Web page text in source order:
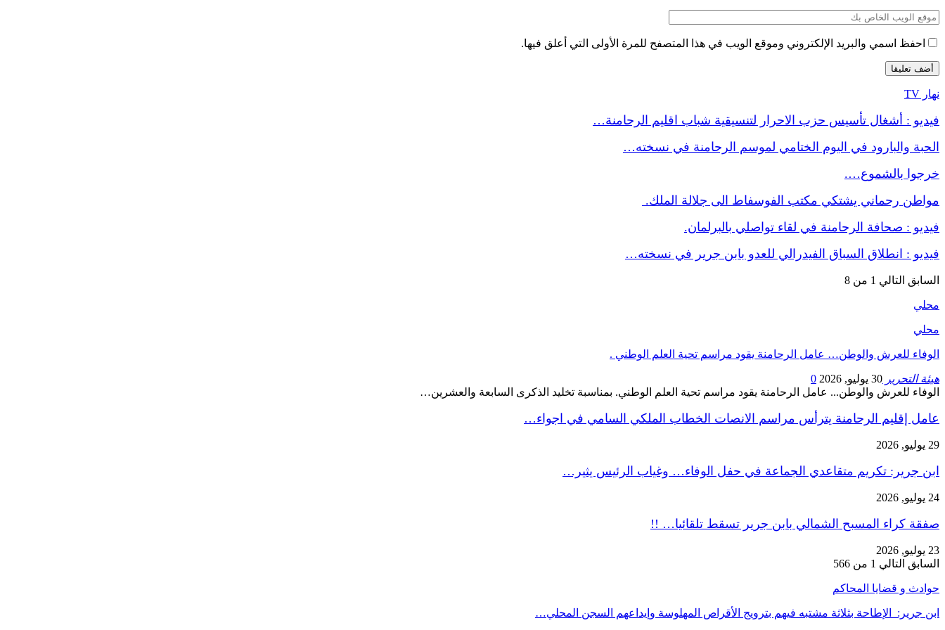
احفظ اسمي والبريد الإلكتروني وموقع الويب في هذا المتصفح للمرة الأولى التي أعلق فيها.
نهار TV
فيديو : أشغال تأسيس حزب الاحرار لتنسيقية شباب اقليم الرحامنة…
الحبة والبارود في اليوم الختامي لموسم الرحامنة في نسخته…
خرجوا بالشموع….
مواطن رحماني يشتكي مكتب الفوسفاط الى جلالة الملك.
فيديو : صحافة الرحامنة في لقاء تواصلي بالبرلمان.
فيديو : انطلاق السباق الفيدرالي للعدو بابن جرير في نسخته…
السابق التالي 1 من 8
محلي
محلي
الوفاء للعرش والوطن… عامل الرحامنة يقود مراسم تحية العلم الوطني .
هيئة التحرير 30 يوليو, 2026
0
الوفاء للعرش والوطن... عامل الرحامنة يقود مراسم تحية العلم الوطني. بمناسبة تخليد الذكرى السابعة والعشرين…
عامل إقليم الرحامنة يترأس مراسم الانصات الخطاب الملكي السامي في اجواء…
29 يوليو, 2026
ابن جرير: تكريم متقاعدي الجماعة في حفل الوفاء… وغياب الرئيس يثير…
24 يوليو, 2026
صفقة كراء المسبح الشمالي بابن جرير تسقط تلقائيا… !!
23 يوليو, 2026
السابق التالي 1 من 566
حوادث و قضايا المحاكم
ابن جرير: الإطاحة بثلاثة مشتبه فيهم بترويج الأقراص المهلوسة وإيداعهم السجن المحلي…